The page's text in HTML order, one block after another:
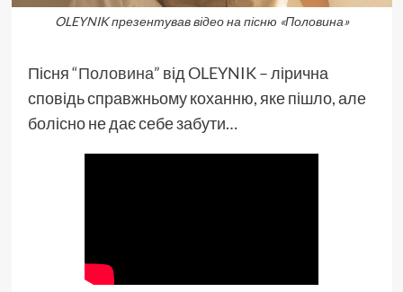
OLEYNIK презентував відео на пісню «Половина»
Пісня“Половина” від OLEYNIK – лірична
сповідь справжньому коханню, яке пішло, але
болісно не дає себе забути…